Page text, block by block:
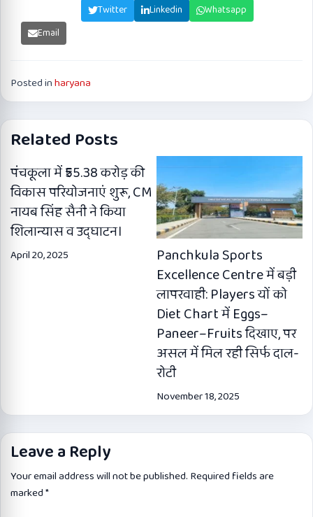
Twitter Linkedin
Whatsapp
Email
Posted inharyana
Related Posts
पंचकूला में ₹55.38 करोड़ की
विकास परियोजनाएं शुरू, CM
नायब सिंह सैनी ने किया
शिलान्यास व उद्घाटन।
April 20, 2025
Panchkula Sports
Excellence Centre में बड़ी
लापरवाही: Players यों को
Diet Chart में Eggs–
Paneer–Fruits दिखाए, पर
असल में मिल रही सिर्फ दाल-
रोटी
November 18, 2025
Leave a Reply
Your email address will not be published. Required fields are
marked*